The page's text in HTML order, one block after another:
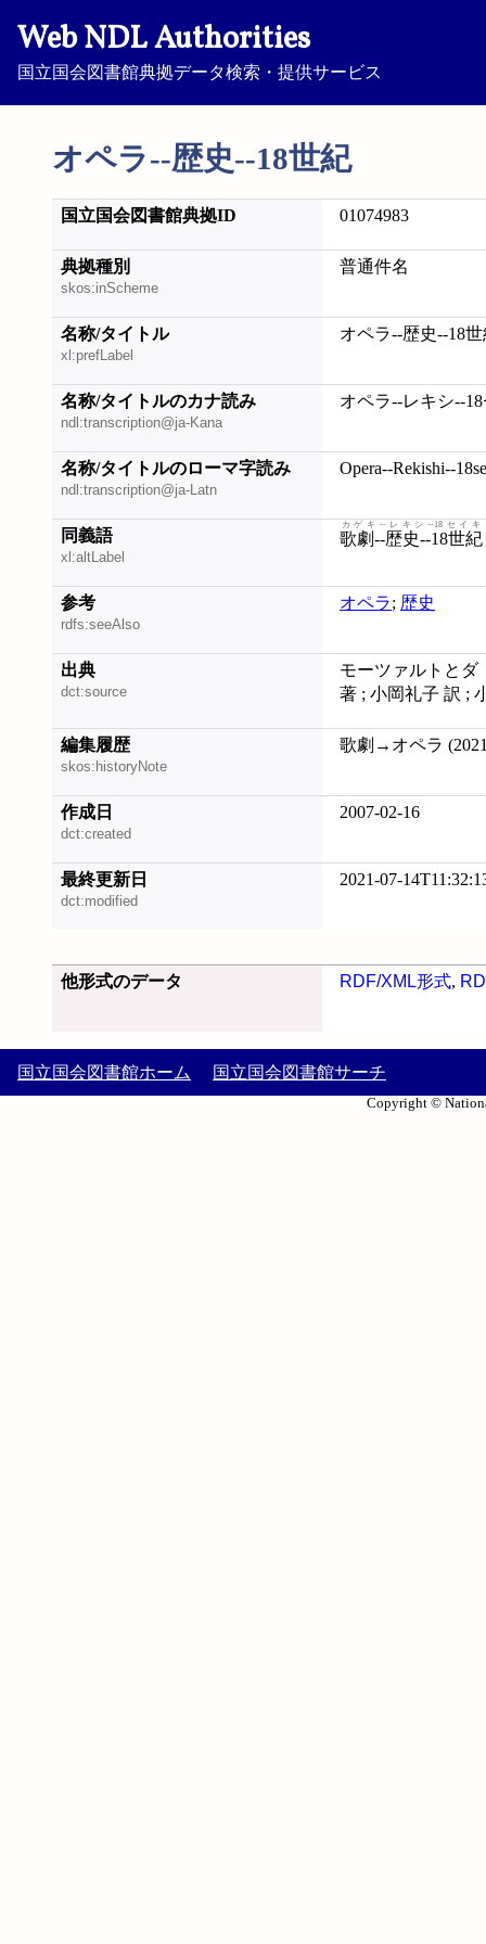
Web NDL Authorities
国立国会図書館典拠データ検索・提供サービス
オペラ--歴史--18世紀
国立国会図書館典拠ID 01074983
典拠種別
skos:inScheme
普通件名
名称/タイトル
xl:prefLabel
オペラ--歴史--18
名称/タイトルのカナ読み
ndl:transcription@ja-Kana
オペラ--レキシ--
名称/タイトルのローマ字読み
ndl:transcription@ja-Latn
Opera--Rekishi--
同義語
xl:altLabel
歌劇--歴史--18世紀
カゲキ--レキシ--18セイキ
参考
rdfs:seeAlso
オペラ; 歴史
出典
dct:source
モーツァルトとダ
著 ; 小岡礼子 訳 ;
編集履歴
skos:historyNote
歌劇→オペラ
作成日
dct:created
2007-02-16
最終更新日
dct:modified
2021-07-
他形式のデータ RDF/XML形式,
国立国会図書館ホーム 国立国会図書館サーチ
Copyright ©